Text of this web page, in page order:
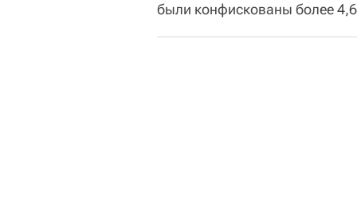
были конфискованы более